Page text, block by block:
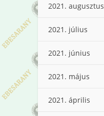
2021. augusztus
2021. július
2021. június
2021. május
2021. április